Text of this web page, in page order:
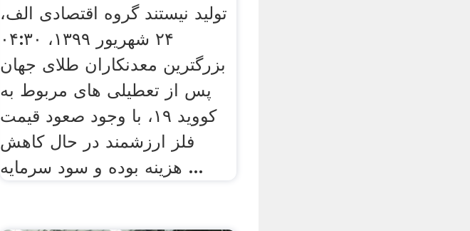
تولید نیستند گروه اقتصادی الف،
۲۴ شهریور ۱۳۹۹، ۰۴:۳۰
بزرگترین معدنکاران طلای جهان
پس از تعطیلی های مربوط به
کووید ۱۹، با وجود صعود قیمت
فلز ارزشمند در حال کاهش
هزینه بوده و سود سرمایه ...